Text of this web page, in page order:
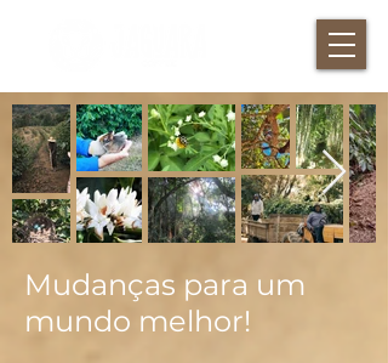
Mudanças para um
mundo melhor!